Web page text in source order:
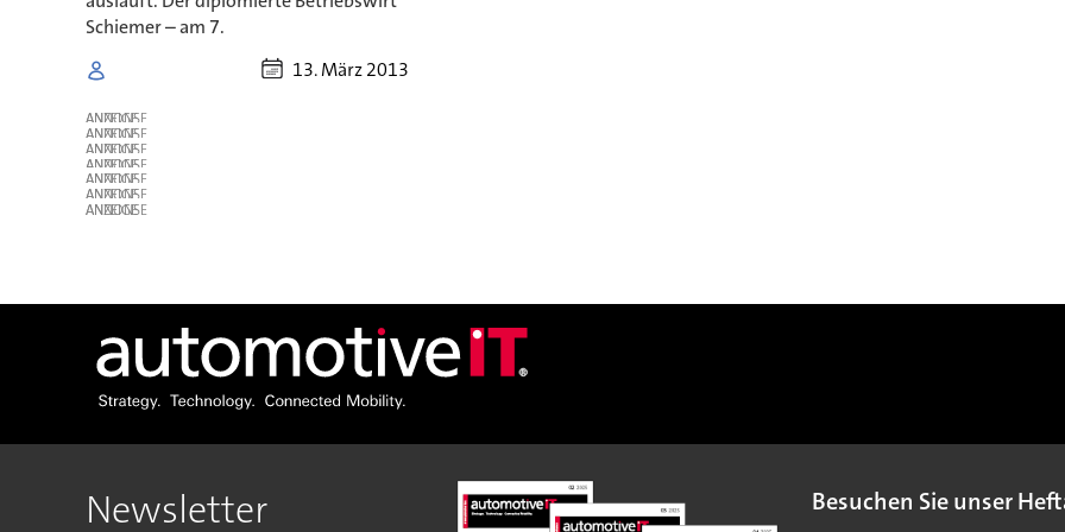
Schiemer – am 7.
13. März 2013
ANZEIGE
ANZEIGE
ANZEIGE
ANZEIGE
ANZEIGE
ANZEIGE
ANZEIGE
Newsletter Besuchen Sie unser